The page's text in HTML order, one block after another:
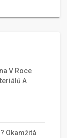
V Roce
A
Okamžitá